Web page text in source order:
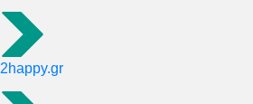
2happy.gr